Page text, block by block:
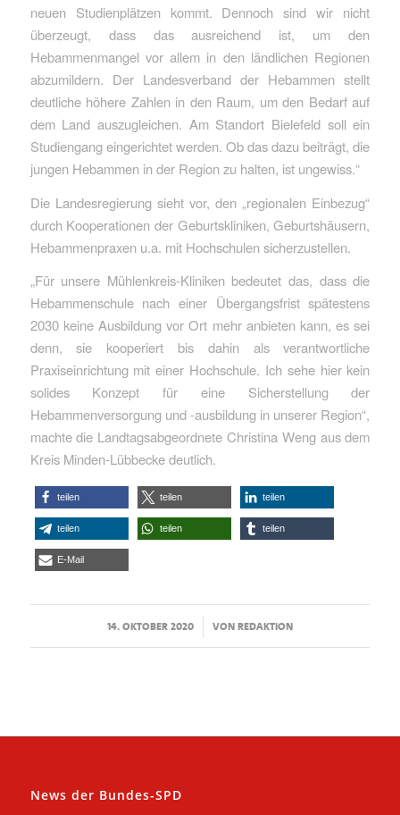
neuen Studienplätzen kommt. Dennoch sind wir nicht
überzeugt, dass das ausreichend ist, um den
Hebammenmangel vor allem in den ländlichen Regionen
abzumildern. Der Landesverband der Hebammen stellt
deutliche höhere Zahlen in den Raum, um den Bedarf auf
dem Land auszugleichen. Am Standort Bielefeld soll ein
Studiengang eingerichtet werden. Ob das dazu beiträgt, die
jungen Hebammen in der Region zu halten, ist ungewiss.“
Die Landesregierung sieht vor, den „regionalen Einbezug“
durch Kooperationen der Geburtskliniken, Geburtshäusern,
Hebammenpraxen u.a. mit Hochschulen sicherzustellen.
„Für unsere Mühlenkreis-Kliniken bedeutet das, dass die
Hebammenschule nach einer Übergangsfrist spätestens
2030 keine Ausbildung vor Ort mehr anbieten kann, es sei
denn, sie kooperiert bis dahin als verantwortliche
Praxiseinrichtung mit einer Hochschule. Ich sehe hier kein
solides Konzept für eine Sicherstellung der
Hebammenversorgung und -ausbildung in unserer Region“,
machte die Landtagsabgeordnete Christina Weng aus dem
Kreis Minden-Lübbecke deutlich.
teilen teilen teilen
teilen teilen teilen
E-Mail
14. OKTOBER 2020
/ VONREDAKTION
News der Bundes-SPD